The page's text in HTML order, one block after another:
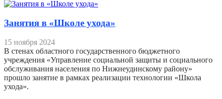
Занятия в «Школе ухода»
15 ноября 2024
В стенах областного государственного бюджетного
учреждения «Управление социальной защиты и социального
обслуживания населения по Нижнеудинскому району»
прошло занятие в рамках реализации технологии «Школа
ухода».